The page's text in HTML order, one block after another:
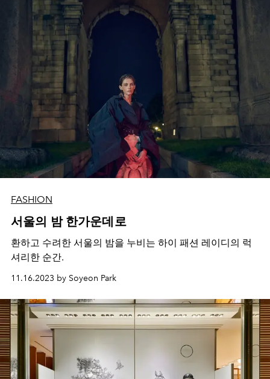
FASHION
서울의 밤 한가운데로
환하고 수려한 서울의 밤을 누비는 하이 패션 레이디의 럭
셔리한 순간.
11.16.2023 by Soyeon Park